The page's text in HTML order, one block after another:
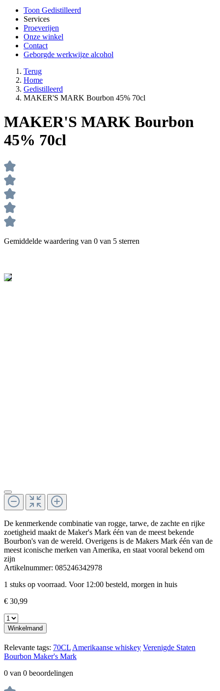
Toon Gedistilleerd
Services
Proeverijen
Onze winkel
Contact
Geborgde werkwijze alcohol
Terug
Home
Gedistilleerd
MAKER'S MARK Bourbon 45% 70cl
MAKER'S MARK Bourbon
45% 70cl
Gemiddelde waardering van 0 van 5 sterren
De kenmerkende combinatie van rogge, tarwe, de zachte en rijke
zoetigheid maakt de Maker's Mark één van de meest bekende
Bourbon's van de wereld. Overigens is de Makers Mark één van de
meest iconische merken van Amerika, en staat vooral bekend om
zijn
Artikelnummer: 085246342978
1 stuks op voorraad. Voor 12:00 besteld, morgen in huis
€ 30,99
Winkelmand
Relevante tags: 70CL Amerikaanse whiskey Verenigde Staten
Bourbon Maker's Mark
0 van 0 beoordelingen